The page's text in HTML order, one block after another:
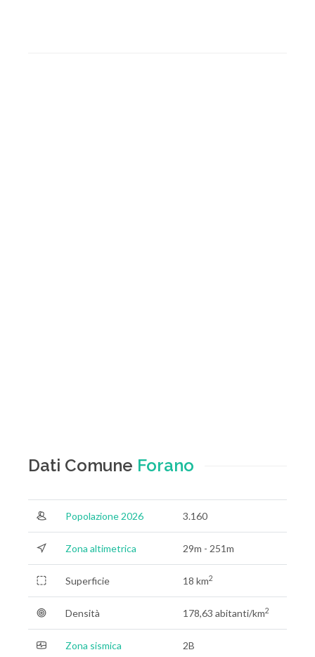
Dati Comune Forano
Popolazione 2026 3.160
Zona altimetrica 29m - 251m
Superficie 18 km2
Densità 178,63 abitanti/km2
Zona sismica 2B